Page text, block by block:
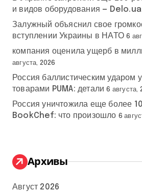
и видов оборудования — Delo.ua
Залужный объяснил свое
вступлении Украины в НАТО 6
компания оценила ущерб в
августа, 2026
Россия баллистическим ударом
товарами PUMA: детали 6 августа,
Россия уничтожила еще более
BookChef: что произошло 6
Архивы
Август 2026